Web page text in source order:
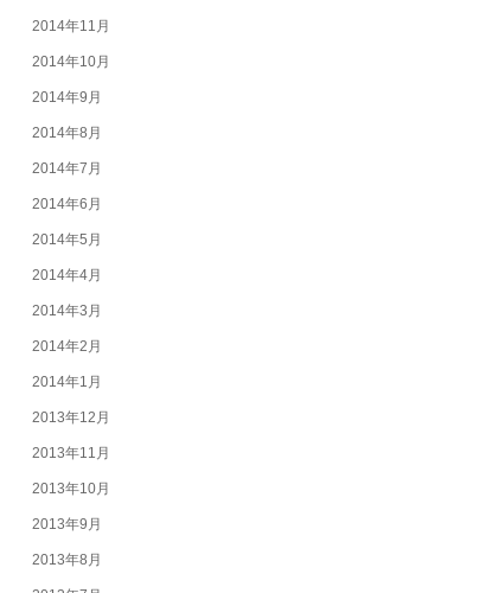
2014年11月
2014年10月
2014年9月
2014年8月
2014年7月
2014年6月
2014年5月
2014年4月
2014年3月
2014年2月
2014年1月
2013年12月
2013年11月
2013年10月
2013年9月
2013年8月